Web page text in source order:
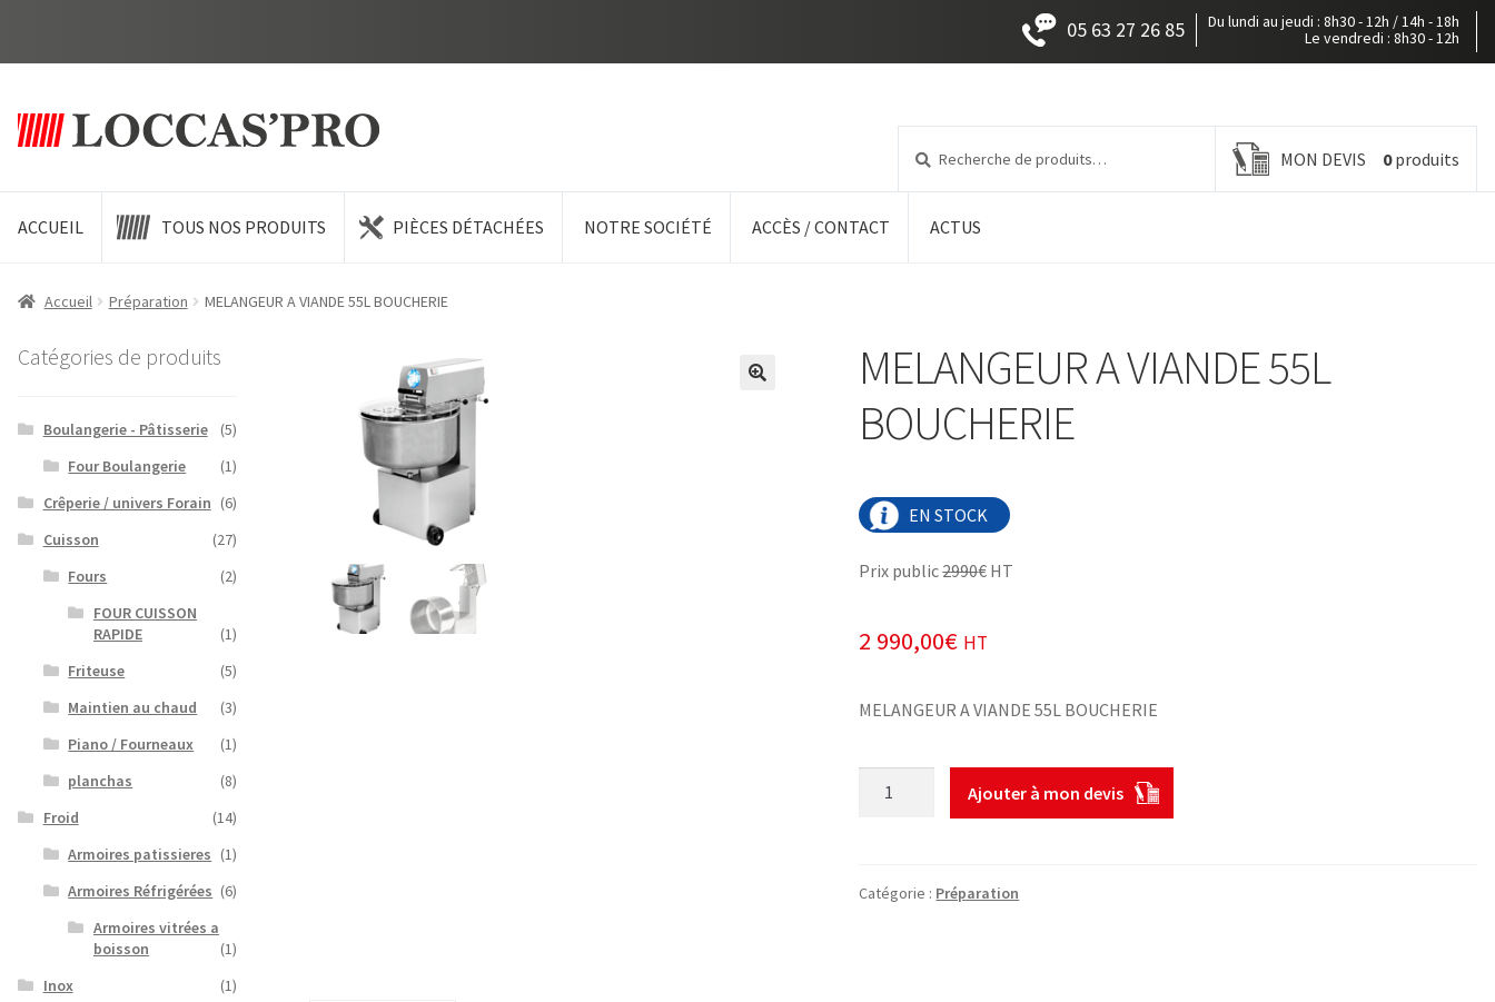
05 63 27 26 85
Du lundi au jeudi : 8h30 - 12h / 14h - 18h
Le vendredi : 8h30 - 12h
la
contenu
0produits
MON DEVIS
pour :
ACCUEIL TOUS NOS PRODUITS PIÈCES DÉTACHÉES NOTRE SOCIÉTÉ ACCÈS / CONTACT ACTUS
Accueil Préparation MELANGEUR A VIANDE 55L BOUCHERIE
MELANGEUR A VIANDE 55L
BOUCHERIE
EN STOCK
Prix public2990€ HT
2 990,00€ HT
MELANGEUR A VIANDE 55L BOUCHERIE
VIANDE
Ajouter à mon devis
Catégorie : Préparation
Catégories de produits
Boulangerie - Pâtisserie
(5)
Four Boulangerie
(1)
Crêperie / univers Forain (6)
Cuisson
(27)
Fours
(2)
FOUR CUISSON
RAPIDE
(1)
Friteuse
(5)
Maintien au chaud
(3)
Piano / Fourneaux
(1)
planchas
(8)
Froid
(14)
Armoires patissieres (1)
Armoires Réfrigérées (6)
Armoires vitrées a
boisson
(1)
Inox
(1)